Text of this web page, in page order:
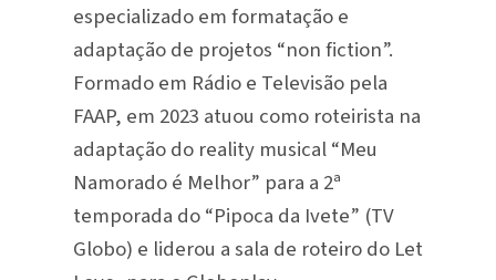
especializado em formatação e
adaptação de projetos “non fiction”.
Formado em Rádio e Televisão pela
FAAP, em 2023 atuou como roteirista na
adaptação do reality musical “Meu
Namorado é Melhor” para a 2ª
temporada do “Pipoca da Ivete” (TV
Globo) e liderou a sala de roteiro do Let